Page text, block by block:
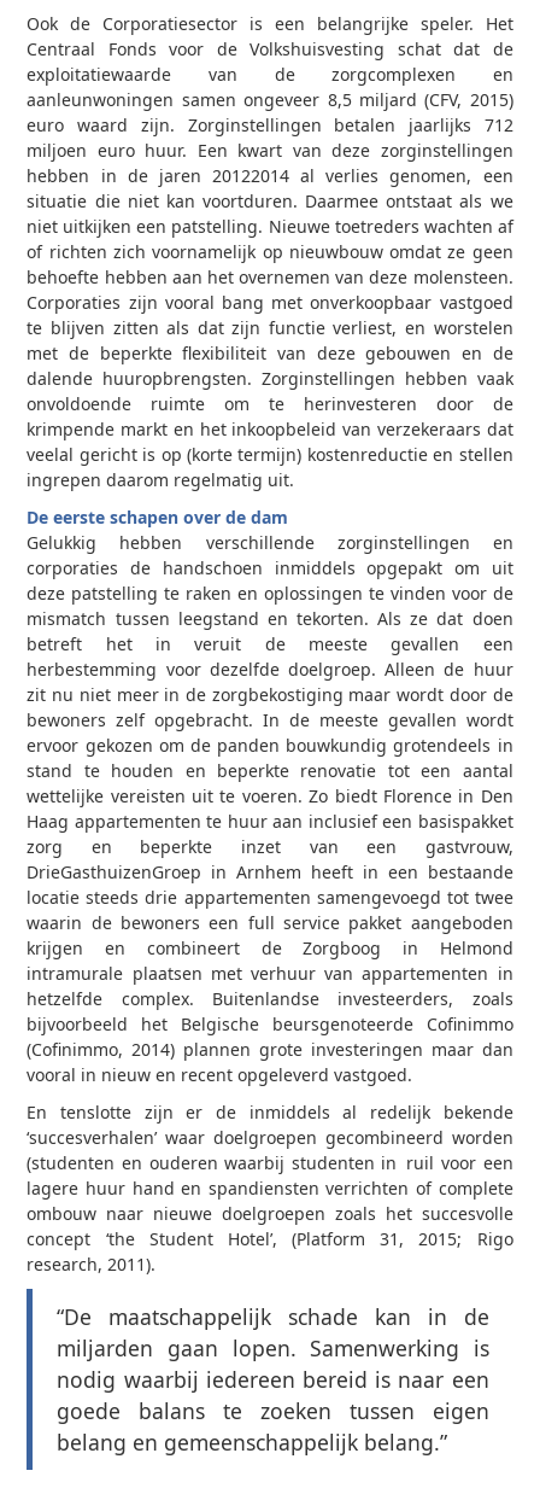
Ook de Corporatiesector is een belangrijke speler. Het
Centraal Fonds voor de Volkshuisvesting schat dat de
exploitatiewaarde van de zorgcomplexen en
aanleunwoningen samen ongeveer 8,5 miljard (CFV, 2015)
euro waard zijn. Zorginstellingen betalen jaarlijks 712
miljoen euro huur. Een kwart van deze zorginstellingen
hebben in de jaren 2012­2014 al verlies genomen, een
situatie die niet kan voortduren. Daarmee ontstaat als we
niet uitkijken een patstelling. Nieuwe toetreders wachten af
of richten zich voornamelijk op nieuwbouw omdat ze geen
behoefte hebben aan het overnemen van deze molensteen.
Corporaties zijn vooral bang met onverkoopbaar vastgoed
te blijven zitten als dat zijn functie verliest, en worstelen
met de beperkte flexibiliteit van deze gebouwen en de
dalende huuropbrengsten. Zorginstellingen hebben vaak
onvoldoende ruimte om te herinvesteren door de
krimpende markt en het inkoopbeleid van verzekeraars dat
veelal gericht is op (korte termijn) kostenreductie en stellen
ingrepen daarom regelmatig uit.
De eerste schapen over de dam
Gelukkig hebben verschillende zorginstellingen en
corporaties de handschoen inmiddels opgepakt om uit
deze patstelling te raken en oplossingen te vinden voor de
mismatch tussen leegstand en tekorten. Als ze dat doen
betreft het in veruit de meeste gevallen een
herbestemming voor dezelfde doelgroep. Alleen de huur
zit nu niet meer in de zorgbekostiging maar wordt door de
bewoners zelf opgebracht. In de meeste gevallen wordt
ervoor gekozen om de panden bouwkundig grotendeels in
stand te houden en beperkte renovatie tot een aantal
wettelijke vereisten uit te voeren. Zo biedt Florence in Den
Haag appartementen te huur aan inclusief een basispakket
zorg en beperkte inzet van een gastvrouw,
DrieGasthuizenGroep in Arnhem heeft in een bestaande
locatie steeds drie appartementen samengevoegd tot twee
waarin de bewoners een full service pakket aangeboden
krijgen en combineert de Zorgboog in Helmond
intramurale plaatsen met verhuur van appartementen in
hetzelfde complex. Buitenlandse investeerders, zoals
bijvoorbeeld het Belgische beursgenoteerde Cofinimmo
(Cofinimmo, 2014) plannen grote investeringen maar dan
vooral in nieuw en recent opgeleverd vastgoed.
En tenslotte zijn er de inmiddels al redelijk bekende
‘succesverhalen’ waar doelgroepen gecombineerd worden
(studenten en ouderen waarbij studenten in ruil voor een
lagere huur hand­ en spandiensten verrichten of complete
ombouw naar nieuwe doelgroepen zoals het succesvolle
concept ‘the Student Hotel’, (Platform 31, 2015; Rigo
research, 2011).
“De maatschappelijk schade kan in de
miljarden gaan lopen. Samenwerking is
nodig waarbij iedereen bereid is naar een
goede balans te zoeken tussen eigen
belang en gemeenschappelijk belang.”